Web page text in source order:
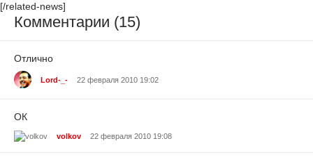
[/related-news]
Комментарии (15)
Отлично
Lord-_- 22 февраля 2010 19:02
ОК
volkov 22 февраля 2010 19:08